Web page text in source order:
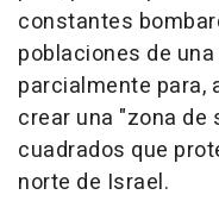
constantes
poblaciones de
parcialmente para,
crear una "zona de
cuadrados que
norte de Israel.